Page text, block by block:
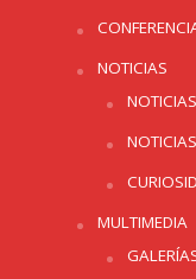
NOTICIAS
MULTIMEDIA